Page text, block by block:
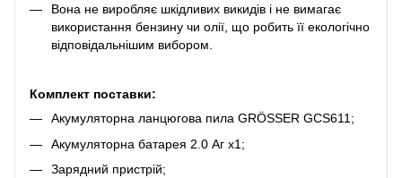
Вона не виробляє шкідливих викидів і не вимагає
використання бензину чи олії, що робить її екологічно
відповідальнішим вибором.
Комплект поставки:
Акумуляторна ланцюгова пила GRÖSSER GCS611;
Акумуляторна батарея 2.0 Аг х1;
Зарядний пристрій;